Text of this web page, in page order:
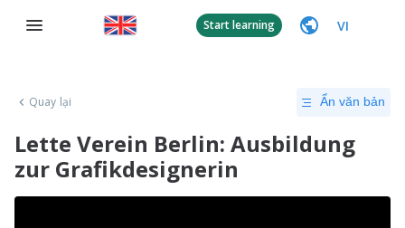
Start learning VI
Quay lại Ẩn văn bản
Lette Verein Berlin: Ausbildung
zur Grafikdesignerin